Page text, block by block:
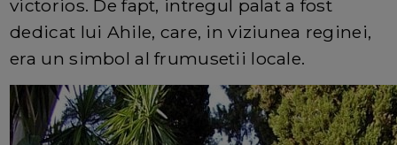
victorios. De fapt, intregul palat a fost
dedicat lui Ahile, care, in viziunea reginei,
era un simbol al frumusetii locale.